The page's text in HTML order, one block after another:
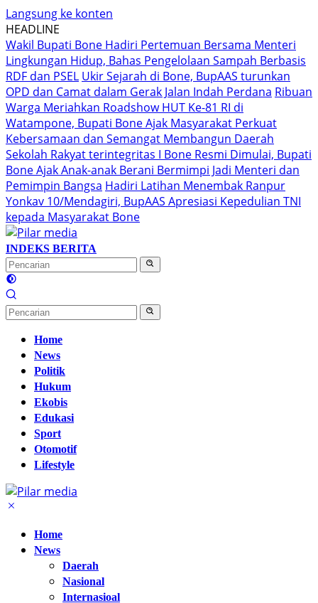
Langsung ke konten
HEADLINE
Wakil Bupati Bone Hadiri Pertemuan Bersama Menteri
Lingkungan Hidup, Bahas Pengelolaan Sampah Berbasis
RDF dan PSEL Ukir Sejarah di Bone, BupAAS turunkan
OPD dan Camat dalam Gerak Jalan Indah Perdana Ribuan
Warga Meriahkan Roadshow HUT Ke-81 RI di
Watampone, Bupati Bone Ajak Masyarakat Perkuat
Kebersamaan dan Semangat Membangun Daerah
Sekolah Rakyat terintegritas I Bone Resmi Dimulai, Bupati
Bone Ajak Anak-anak Berani Bermimpi Jadi Menteri dan
Pemimpin Bangsa Hadiri Latihan Menembak Ranpur
Yonkav 10/Mendagiri, BupAAS Apresiasi Kepedulian TNI
kepada Masyarakat Bone
INDEKS BERITA
Home
News
Politik
Hukum
Ekobis
Edukasi
Sport
Otomotif
Lifestyle
Home
News
Daerah
Nasional
Internasioal